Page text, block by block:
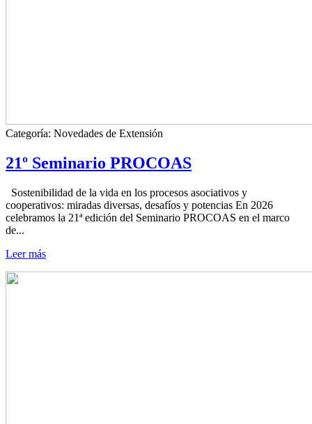
Categoría: Novedades de Extensión
21º Seminario PROCOAS
Sostenibilidad de la vida en los procesos asociativos y
cooperativos: miradas diversas, desafíos y potencias En 2026
celebramos la 21ª edición del Seminario PROCOAS en el marco
de...
Leer más